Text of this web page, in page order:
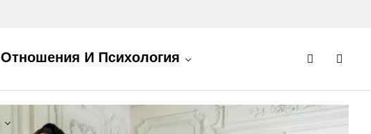
Отношения И Психология